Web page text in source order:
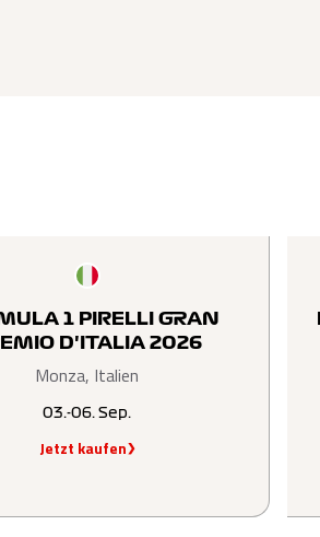
1 PIRELLI GRAN
D'ITALIA 2026
Monza, Italien
03.-06. Sep.
Jetzt kaufen